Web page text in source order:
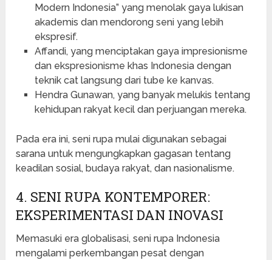
Modern Indonesia” yang menolak gaya lukisan
akademis dan mendorong seni yang lebih
ekspresif.
Affandi, yang menciptakan gaya impresionisme
dan ekspresionisme khas Indonesia dengan
teknik cat langsung dari tube ke kanvas.
Hendra Gunawan, yang banyak melukis tentang
kehidupan rakyat kecil dan perjuangan mereka.
Pada era ini, seni rupa mulai digunakan sebagai
sarana untuk mengungkapkan gagasan tentang
keadilan sosial, budaya rakyat, dan nasionalisme.
4. SENI RUPA KONTEMPORER:
EKSPERIMENTASI DAN INOVASI
Memasuki era globalisasi, seni rupa Indonesia
mengalami perkembangan pesat dengan